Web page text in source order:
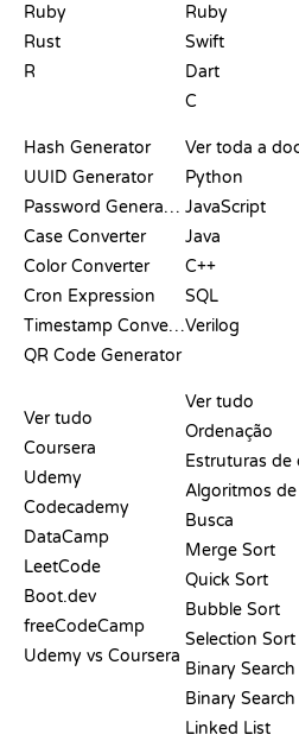
Ruby
Rust
R
Ruby
Swift
Dart
C
Hash Generator
UUID Generator
Password Generator
Case Converter
Color Converter
Cron Expression
Timestamp Converter
QR Code Generator
Python
JavaScript
Java
C++
SQL
Verilog
Ver tudo
Coursera
Udemy
Codecademy
DataCamp
LeetCode
Boot.dev
freeCodeCamp
Udemy vs Coursera
Ver tudo
Ordenação
Estruturas de
Busca
Merge Sort
Quick Sort
Bubble Sort
Selection Sort
Binary Search
Binary Search
Linked List